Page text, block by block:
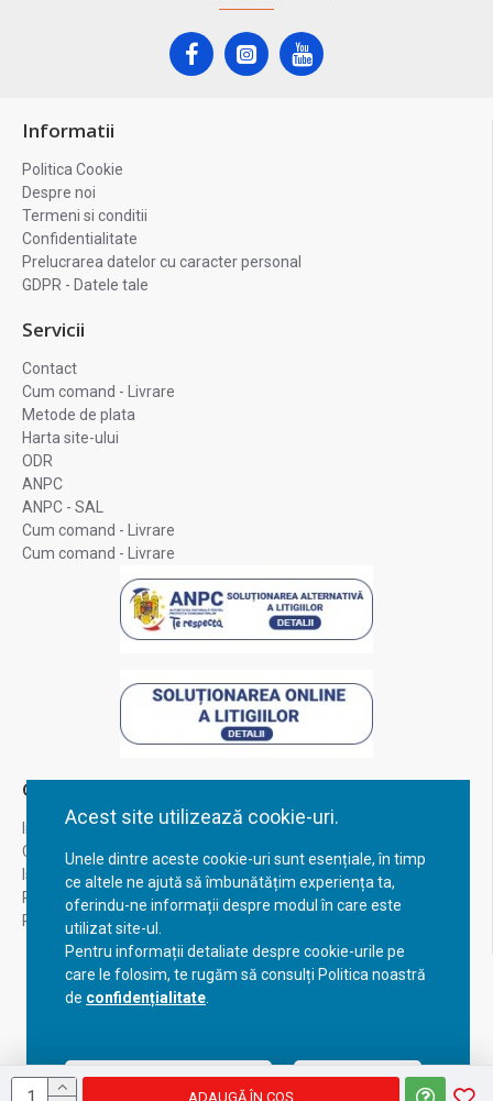
Acest site utilizează cookie-uri.
Unele dintre aceste cookie-uri sunt esențiale, în timp
ce altele ne ajută să îmbunătățim experiența ta,
oferindu-ne informații despre modul în care este
utilizat site-ul.
Pentru informații detaliate despre cookie-urile pe
care le folosim, te rugăm să consulți Politica noastră
de confidențialitate
Acceptă setările curente Configurează
ADAUGĂ ÎN COŞ
Informatii
Politica Cookie
Despre noi
Termeni si conditii
Confidentialitate
Prelucrarea datelor cu caracter personal
GDPR - Datele tale
Servicii
Contact
Cum comand - Livrare
Metode de plata
Harta site-ului
ODR
ANPC
ANPC - SAL
Cum comand - Livrare
Cum comand - Livrare
Contul Meu
Inregistrare
Contul meu
Istoric comenzi
Recuperare parola
Returnare produs